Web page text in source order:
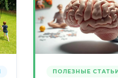
ПОЛЕЗНЫЕ СТАТЬИ